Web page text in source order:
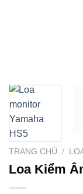
TRANG CHỦ /
Loa Kiểm